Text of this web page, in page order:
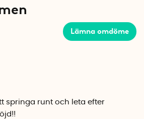
att den knappt syns på dina
bara 5 mm bred och passar de flesta
av ett uppladdningsbart batteri och
till en månad. Laddningsstationen
på glasögonen och laddas via
Lämna omdöme
springa runt och leta efter